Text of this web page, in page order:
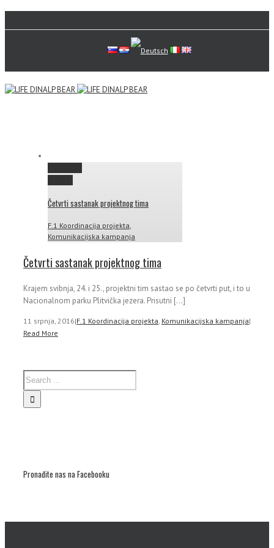
Četvrti sastanak projektnog tima
F.1 Koordinacija projekta
Komunikacijska kampanja
Četvrti sastanak projektnog tima
Krajem svibnja, 24. i 25., projektni tim sastao se po četvrti put, i to u
Nacionalnom parku Plitvička jezera. Prisutni [...]
11 srpnja, 2016|F.1 Koordinacija projekta, Komunikacijska kampanja|
Read More
Pronađite nas na Facebooku